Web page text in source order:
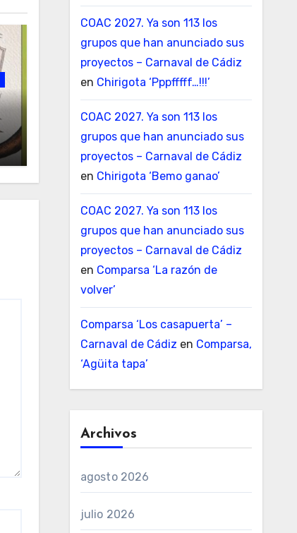
COAC 2027. Ya son 113 los
grupos que han anunciado sus
proyectos – Carnaval de Cádiz
en Chirigota ‘Pppfffff…!!!’
COAC 2027. Ya son 113 los
grupos que han anunciado sus
proyectos – Carnaval de Cádiz
en Chirigota ‘Bemo ganao’
COAC 2027. Ya son 113 los
grupos que han anunciado sus
proyectos – Carnaval de Cádiz
en Comparsa ‘La razón de
volver’
Comparsa ‘Los casapuerta’ –
Carnaval de Cádiz en Comparsa,
‘Agüita tapa’
Archivos
agosto 2026
julio 2026